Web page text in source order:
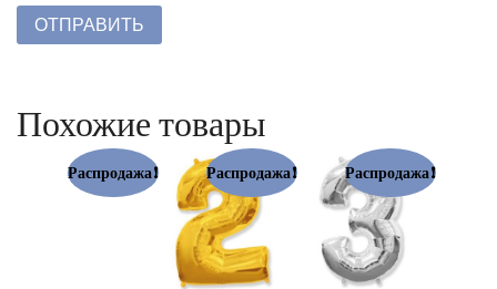
Похожие товары
Распродажа! Распродажа! Распродажа!